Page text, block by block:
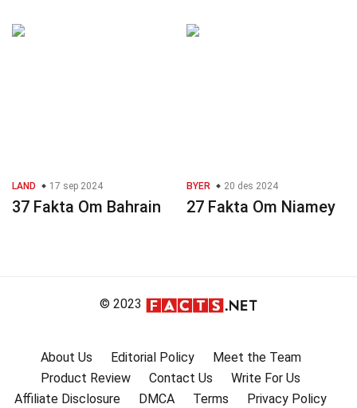
LAND 17 sep 2024
37 Fakta Om Bahrain
BYER 20 des 2024
27 Fakta Om Niamey
© 2023
About Us Editorial Policy
Meet the Team
Product Review
Contact Us
Write For Us
Affiliate Disclosure
DMCA Terms
Privacy Policy